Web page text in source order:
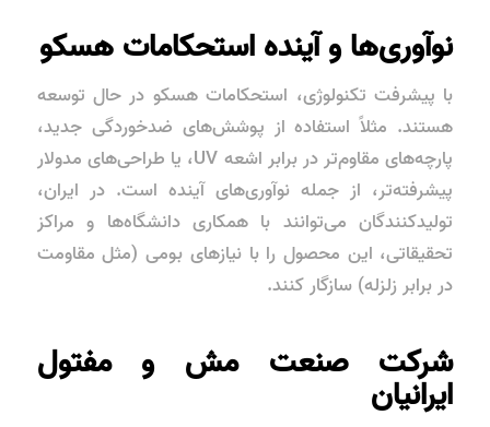
نوآوری‌ها و آینده استحکامات هسکو
با پیشرفت تکنولوژی، استحکامات هسکو در حال توسعه
هستند. مثلاً استفاده از پوشش‌های ضدخوردگی جدید،
پارچه‌های مقاوم‌تر در برابر اشعه UV، یا طراحی‌های مدولار
پیشرفته‌تر، از جمله نوآوری‌های آینده است. در ایران،
تولیدکنندگان می‌توانند با همکاری دانشگاه‌ها و مراکز
تحقیقاتی، این محصول را با نیازهای بومی (مثل مقاومت
در برابر زلزله) سازگار کنند.
شرکت صنعت مش و مفتول
ایرانیان